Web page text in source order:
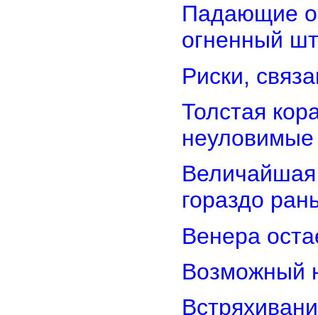
Падающие
огненный
Риски,
Толстая
Величайшая
гораздо
Венера
Возможный